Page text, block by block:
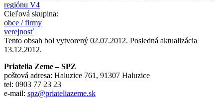
regiónu V4
Cieľová skupina:
obce / firmy
verejnosť
Tento obsah bol vytvorený 02.07.2012. Posledná aktualizácia
13.12.2012.
Priatelia Zeme – SPZ
poštová adresa: Haluzice 761, 91307 Haluzice
tel: 0903 77 23 23
e-mail: spz@priateliazeme.sk